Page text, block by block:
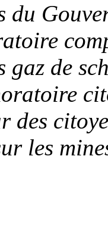
du
gaz de
des
les